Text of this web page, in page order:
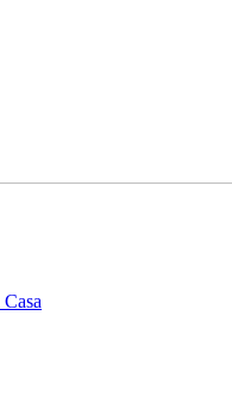
Casa